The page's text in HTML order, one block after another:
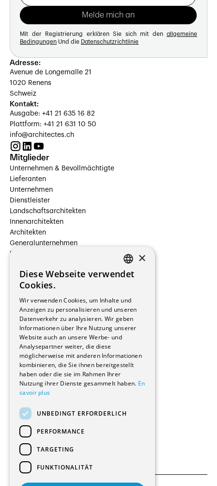
Mit der Registrierung erklären Sie sich mit den allgemeine
Bedingungen Und die Datenschutzrichtlinie
Adresse:
Avenue de Longemalle 21
1020 Renens
Schweiz
Kontakt:
Ausgabe: +41 21 635 16 82
Plattform: +41 21 631 10 50
info@architectes.ch
Mitglieder
Unternehmen & Bevollmächtigte
Lieferanten
Unternehmen
Dienstleister
Landschaftsarchitekten
Innenarchitekten
Architekten
Generalunternehmen
Beauftragte Unternehmen
Hersteller/Lieferanten
Bauherrschaften
Immobilienverwaltungsgesellschaften
Stockwerkeigentum
Reportagen
Wohnungen
Renovierungen
Innere Umbauten
Gastgewerbe und Tourismus
Verwaltungsgebäude und Geschäfte
Schuleinrichtungen
Medizinische Einrichtungen
Kultur - Sport - Freizeit
Industrie - Handwerk
Transport und Parkplätze
Diverse Bauten
FRENCH
×
Diese Webseite verwendet
Cookies.
Wir verwenden Cookies, um Inhalte und
Anzeigen zu personalisieren und unseren
Datenverkehr zu analysieren. Wir geben
Informationen über Ihre Nutzung unserer
Website auch an unsere Werbe- und
Analysepartner weiter, die diese
möglicherweise mit anderen Informationen
kombinieren, die Sie ihnen bereitgestellt
haben oder die sie im Rahmen Ihrer
Nutzung ihrer Dienste gesammelt haben. En
savoir plus
UNBEDINGT ERFORDERLICH
PERFORMANCE
TARGETING
FUNKTIONALITÄT